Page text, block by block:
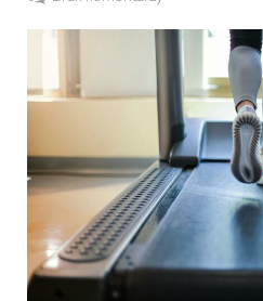
strategie
treningowe
budowanie
masy
mięśniowej.